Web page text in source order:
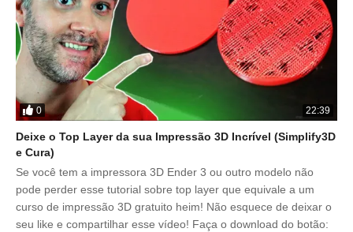
0 22:39
Deixe o Top Layer da sua Impressão 3D Incrível (Simplify3D
e Cura)
Se você tem a impressora 3D Ender 3 ou outro modelo não
pode perder esse tutorial sobre top layer que equivale a um
curso de impressão 3D gratuito heim! Não esquece de deixar o
seu like e compartilhar esse vídeo! Faça o download do botão: